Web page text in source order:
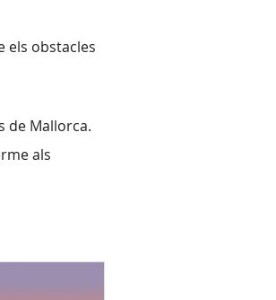
els obstacles
de Mallorca.
als